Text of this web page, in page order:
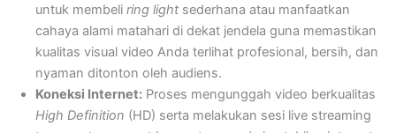
untuk membeli ring light sederhana atau manfaatkan
cahaya alami matahari di dekat jendela guna memastikan
kualitas visual video Anda terlihat profesional, bersih, dan
nyaman ditonton oleh audiens.
Koneksi Internet: Proses mengunggah video berkualitas
High Definition (HD) serta melakukan sesi live streaming